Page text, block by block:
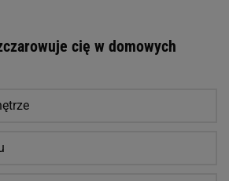
cię w domowych